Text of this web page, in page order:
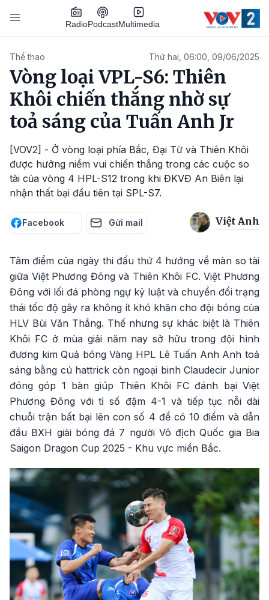
Nhảy đến nội dung
RadioPodcastMultimedia
Thể thao Thứ hai, 06:00, 09/06/2025
Vòng loại VPL-S6: Thiên
Khôi chiến thắng nhờ sự
toả sáng của Tuấn Anh Jr
[VOV2] - Ở vòng loại phía Bắc, Đại Từ và Thiên Khôi
được hưởng niềm vui chiến thắng trong các cuộc so
tài của vòng 4 HPL-S12 trong khi ĐKVĐ An Biên lại
nhận thất bại đầu tiên tại SPL-S7.
Facebook Gửi mail Việt Anh
Tâm điểm của ngày thi đấu thứ 4 hướng về màn so tài
giữa Việt Phương Đông và Thiên Khôi FC. Việt Phương
Đông với lối đá phòng ngự kỷ luật và chuyển đổi trạng
thái tốc độ gây ra không ít khó khăn cho đội bóng của
HLV Bùi Văn Thắng. Thế nhưng sự khác biệt là Thiên
Khôi FC ở mùa giải năm nay sở hữu trong đội hình
đương kim Quả bóng Vàng HPL Lê Tuấn Anh Anh toả
sáng bằng cú hattrick còn ngoại binh Claudecir Junior
đóng góp 1 bàn giúp Thiên Khôi FC đánh bại Việt
Phương Đông với tỉ số đậm 4-1 và tiếp tục nỗi dài
chuỗi trận bất bại lên con số 4 để có 10 điểm và dẫn
đầu BXH giải bóng đá 7 người Vô địch Quốc gia Bia
Saigon Dragon Cup 2025 - Khu vực miền Bắc.